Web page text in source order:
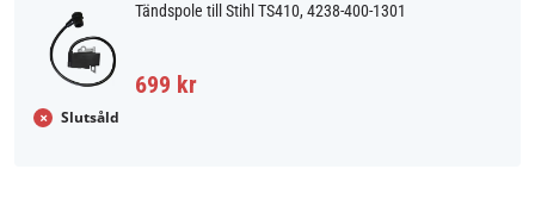
Tändspole till Stihl TS410, 4238-400-1301
699 kr
Slutsåld